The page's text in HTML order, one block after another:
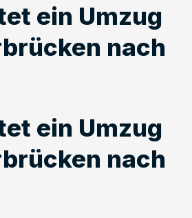
ein Umzug
nach
ein Umzug
nach